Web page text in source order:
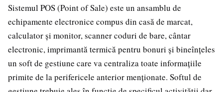
Sistemul POS (Point of Sale) este un ansamblu de
echipamente electronice compus din casă de marcat,
calculator și monitor, scanner coduri de bare, cântar
electronic, imprimantă termică pentru bonuri și bineînțeles
un soft de gestiune care va centraliza toate informațiile
primite de la perifericele anterior menționate. Softul de